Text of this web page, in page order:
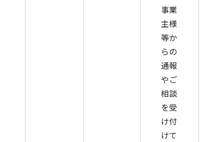
事業
主様
等か
らの
通報
やご
相談
を受
け付
けて